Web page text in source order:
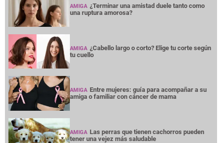
AMIGA ¿Terminar una amistad duele tanto como
una ruptura amorosa?
AMIGA ¿Cabello largo o corto? Elige tu corte según
tu cuello
AMIGA Entre mujeres: guía para acompañar a su
amiga o familiar con cáncer de mama
AMIGA Las perras que tienen cachorros pueden
tener una vejez más saludable